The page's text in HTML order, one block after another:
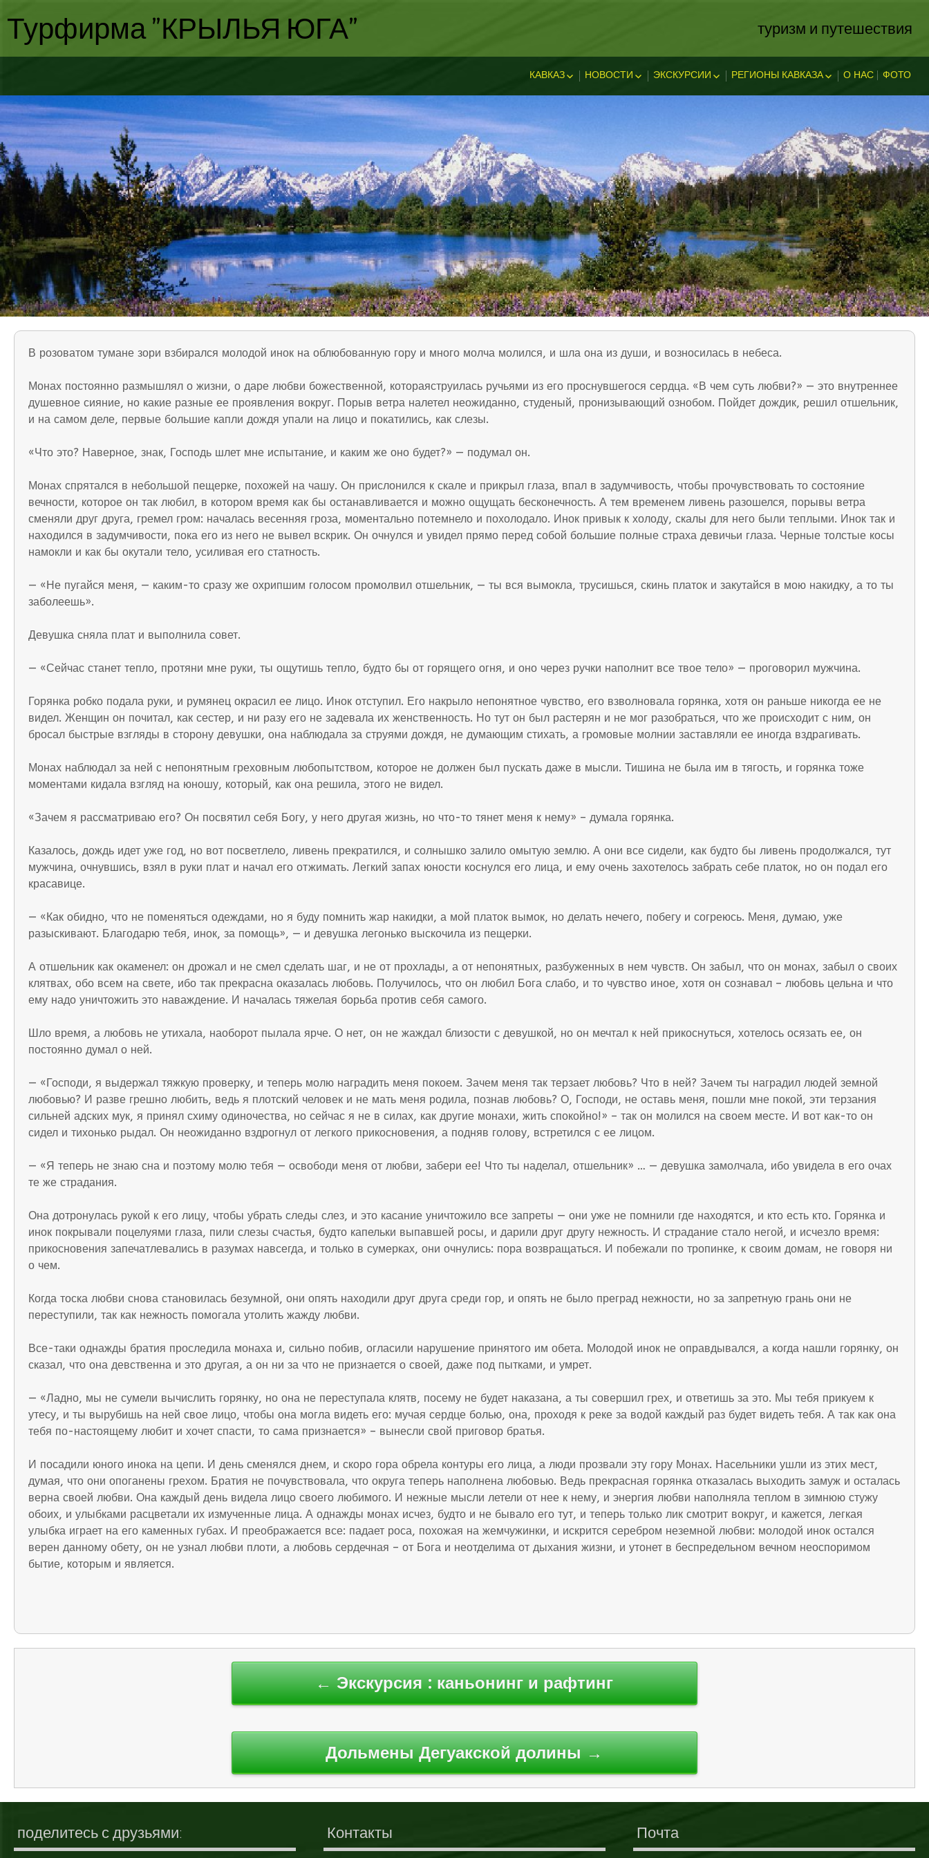
Турфирма "КРЫЛЬЯ ЮГА" туризм и путешествия
КАВКАЗ
ДОСТОПРИМЕЧАТЕЛЬНОСТ
КАВКАЗСКИЕ МИНЕРАЛЬНЫЕ
НОВОСТИ ЭКСКУРСИИ РЕГИОНЫ КАВКАЗА
ЛЕГЕНДЫ АДЫГЕИ
ДАГЕСТАН
ИНГУШЕТИЯ
КУБАНЬ
КАБАРДИНО-БАЛКАРИЯ
КАРАЧАЕВО-ЧЕРКЕССИЯ
ОСЕТИЯ
О НАС ФОТО
В розоватом тумане зори взбирался молодой инок на облюбованную гору и много молча молился, и шла она из души, и возносилась в небеса.
Монах постоянно размышлял о жизни, о даре любви божественной, котораяструилась ручьями из его проснувшегося сердца. «В чем суть любви?» — это внутреннее
душевное сияние, но какие разные ее проявления вокруг. Порыв ветра налетел неожиданно, студеный, пронизывающий ознобом. Пойдет дождик, решил отшельник,
и на самом деле, первые большие капли дождя упали на лицо и покатились, как слезы.
«Что это? Наверное, знак, Господь шлет мне испытание, и каким же оно будет?» — подумал он.
Монах спрятался в небольшой пещерке, похожей на чашу. Он прислонился к скале и прикрыл глаза, впал в задумчивость, чтобы прочувствовать то состояние
вечности, которое он так любил, в котором время как бы останавливается и можно ощущать бесконечность. А тем временем ливень разошелся, порывы ветра
сменяли друг друга, гремел гром: началась весенняя гроза, моментально потемнело и похолодало. Инок привык к холоду, скалы для него были теплыми. Инок так и
находился в задумчивости, пока его из него не вывел вскрик. Он очнулся и увидел прямо перед собой большие полные страха девичьи глаза. Черные толстые косы
намокли и как бы окутали тело, усиливая его статность.
— «Не пугайся меня, — каким-то сразу же охрипшим голосом промолвил отшельник, — ты вся вымокла, трусишься, скинь платок и закутайся в мою накидку, а то ты
заболеешь».
Девушка сняла плат и выполнила совет.
— «Сейчас станет тепло, протяни мне руки, ты ощутишь тепло, будто бы от горящего огня, и оно через ручки наполнит все твое тело» — проговорил мужчина.
Горянка робко подала руки, и румянец окрасил ее лицо. Инок отступил. Его накрыло непонятное чувство, его взволновала горянка, хотя он раньше никогда ее не
видел. Женщин он почитал, как сестер, и ни разу его не задевала их женственность. Но тут он был растерян и не мог разобраться, что же происходит с ним, он
бросал быстрые взгляды в сторону девушки, она наблюдала за струями дождя, не думающим стихать, а громовые молнии заставляли ее иногда вздрагивать.
Монах наблюдал за ней с непонятным греховным любопытством, которое не должен был пускать даже в мысли. Тишина не была им в тягость, и горянка тоже
моментами кидала взгляд на юношу, который, как она решила, этого не видел.
«Зачем я рассматриваю его? Он посвятил себя Богу, у него другая жизнь, но что-то тянет меня к нему» – думала горянка.
Казалось, дождь идет уже год, но вот посветлело, ливень прекратился, и солнышко залило омытую землю. А они все сидели, как будто бы ливень продолжался, тут
мужчина, очнувшись, взял в руки плат и начал его отжимать. Легкий запах юности коснулся его лица, и ему очень захотелось забрать себе платок, но он подал его
красавице.
— «Как обидно, что не поменяться одеждами, но я буду помнить жар накидки, а мой платок вымок, но делать нечего, побегу и согреюсь. Меня, думаю, уже
разыскивают. Благодарю тебя, инок, за помощь», — и девушка легонько выскочила из пещерки.
А отшельник как окаменел: он дрожал и не смел сделать шаг, и не от прохлады, а от непонятных, разбуженных в нем чувств. Он забыл, что он монах, забыл о своих
клятвах, обо всем на свете, ибо так прекрасна оказалась любовь. Получилось, что он любил Бога слабо, и то чувство иное, хотя он сознавал – любовь цельна и что
ему надо уничтожить это наваждение. И началась тяжелая борьба против себя самого.
Шло время, а любовь не утихала, наоборот пылала ярче. О нет, он не жаждал близости с девушкой, но он мечтал к ней прикоснуться, хотелось осязать ее, он
постоянно думал о ней.
— «Господи, я выдержал тяжкую проверку, и теперь молю наградить меня покоем. Зачем меня так терзает любовь? Что в ней? Зачем ты наградил людей земной
любовью? И разве грешно любить, ведь я плотский человек и не мать меня родила, познав любовь? О, Господи, не оставь меня, пошли мне покой, эти терзания
сильней адских мук, я принял схиму одиночества, но сейчас я не в силах, как другие монахи, жить спокойно!» – так он молился на своем месте. И вот как-то он
сидел и тихонько рыдал. Он неожиданно вздрогнул от легкого прикосновения, а подняв голову, встретился с ее лицом.
— «Я теперь не знаю сна и поэтому молю тебя — освободи меня от любви, забери ее! Что ты наделал, отшельник» … — девушка замолчала, ибо увидела в его очах
те же страдания.
Она дотронулась рукой к его лицу, чтобы убрать следы слез, и это касание уничтожило все запреты — они уже не помнили где находятся, и кто есть кто. Горянка и
инок покрывали поцелуями глаза, пили слезы счастья, будто капельки выпавшей росы, и дарили друг другу нежность. И страдание стало негой, и исчезло время:
прикосновения запечатлевались в разумах навсегда, и только в сумерках, они очнулись: пора возвращаться. И побежали по тропинке, к своим домам, не говоря ни
о чем.
Когда тоска любви снова становилась безумной, они опять находили друг друга среди гор, и опять не было преград нежности, но за запретную грань они не
переступили, так как нежность помогала утолить жажду любви.
Все-таки однажды братия проследила монаха и, сильно побив, огласили нарушение принятого им обета. Молодой инок не оправдывался, а когда нашли горянку, он
сказал, что она девственна и это другая, а он ни за что не признается о своей, даже под пытками, и умрет.
— «Ладно, мы не сумели вычислить горянку, но она не переступала клятв, посему не будет наказана, а ты совершил грех, и ответишь за это. Мы тебя прикуем к
утесу, и ты вырубишь на ней свое лицо, чтобы она могла видеть его: мучая сердце болью, она, проходя к реке за водой каждый раз будет видеть тебя. А так как она
тебя по-настоящему любит и хочет спасти, то сама признается» – вынесли свой приговор братья.
И посадили юного инока на цепи. И день сменялся днем, и скоро гора обрела контуры его лица, а люди прозвали эту гору Монах. Насельники ушли из этих мест,
думая, что они опоганены грехом. Братия не почувствовала, что округа теперь наполнена любовью. Ведь прекрасная горянка отказалась выходить замуж и осталась
верна своей любви. Она каждый день видела лицо своего любимого. И нежные мысли летели от нее к нему, и энергия любви наполняла теплом в зимнюю стужу
обоих, и улыбками расцветали их измученные лица. А однажды монах исчез, будто и не бывало его тут, и теперь только лик смотрит вокруг, и кажется, легкая
улыбка играет на его каменных губах. И преображается все: падает роса, похожая на жемчужинки, и искрится серебром неземной любви: молодой инок остался
верен данному обету, он не узнал любви плоти, а любовь сердечная – от Бога и неотделима от дыхания жизни, и утонет в беспредельном вечном неоспоримом
бытие, которым и является.
Дольмены Дегуакской долины →
← Экскурсия : каньонинг и рафтинг
поделитесь с друзьями: Контакты Почта